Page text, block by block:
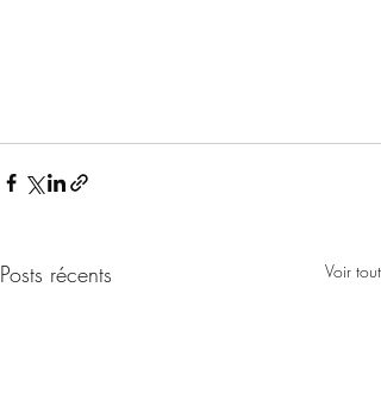
Posts récents Voir tout